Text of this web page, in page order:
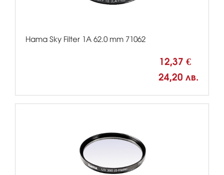
Hama Sky Filter 1A 62.0 mm 71062
12,37 €
24,20 лв.